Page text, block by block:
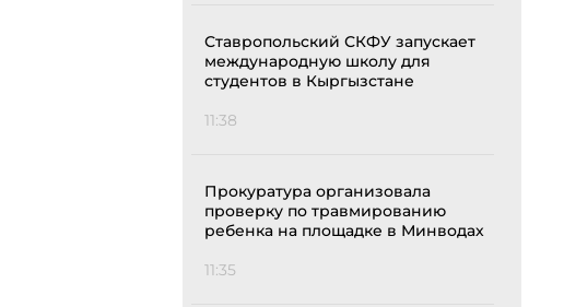
Ставропольский СКФУ запускает
международную школу для
студентов в Кыргызстане
11:38
Прокуратура организовала
проверку по травмированию
ребенка на площадке в Минводах
11:35